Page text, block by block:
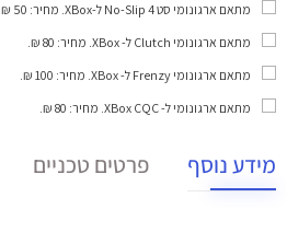
מתאם ארגונומי סט 4 No-Slip ל-XBox
. מחיר: 50 ₪.
מתאם ארגונומי Clutch ל- XBox
. מחיר: 80 ₪.
מתאם ארגונומי Frenzy ל- XBox
. מחיר: 100 ₪.
מתאם ארגונומי ל- XBox CQC
. מחיר: 80 ₪.
מידע נוסף פרטים טכניים